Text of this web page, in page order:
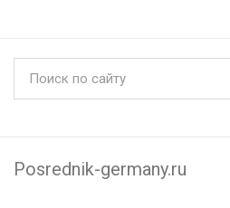
Posrednik-germany.ru